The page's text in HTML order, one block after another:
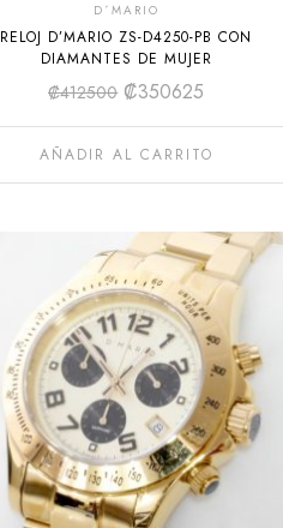
D´MARIO
RELOJ D’MARIO ZS-D4250-PB CON
DIAMANTES DE MUJER
₡412500 ₡350625
AÑADIR AL CARRITO